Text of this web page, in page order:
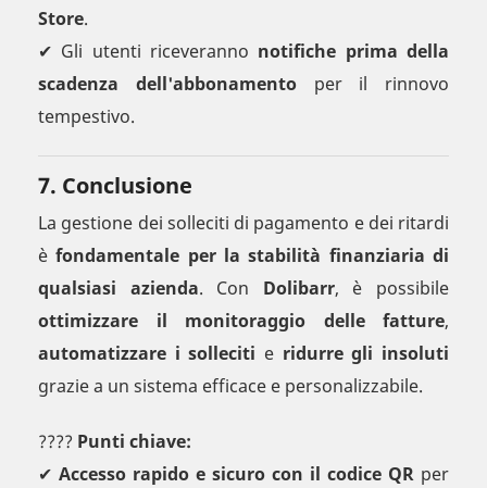
Store.
✔ Gli utenti riceveranno notifiche prima della
scadenza dell'abbonamentoper il rinnovo
tempestivo.
7. Conclusione
La gestione dei solleciti di pagamento e dei ritardi
èfondamentale per la stabilità finanziaria di
qualsiasi azienda. Con Dolibarr, è possibile
ottimizzare il monitoraggio delle fatture,
automatizzare i solleciti e ridurre gli insoluti
grazie a un sistema efficace e personalizzabile.
???? Punti chiave:
✔ Accesso rapido e sicuro con il codice QR per